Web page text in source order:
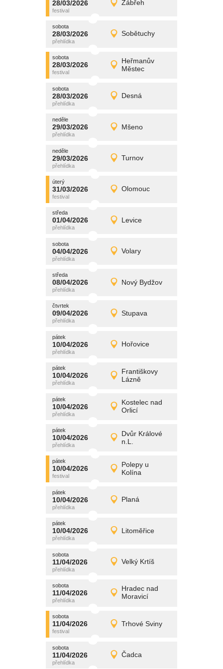
28/03/2026 Zábřeh
sobota
28/03/2026 Detail
sobota
28/03/2026 Sobětuchy
sobota
28/03/2026 Detail
promítání
sobota
28/03/2026
Heřmanův
Městec
sobota
28/03/2026 Detail
promítání
sobota
28/03/2026 Desná
sobota
28/03/2026 Detail
promítání
neděle
29/03/2026 Mšeno
neděle
29/03/2026 Detail
promítání
neděle
29/03/2026 Turnov
neděle
29/03/2026 Detail
promítání
úterý
31/03/2026 Olomouc
úterý
31/03/2026 Detail
promítání
středa
01/04/2026 Levice
středa
01/04/2026 Detail
promítání
sobota
04/04/2026 Volary
sobota
04/04/2026 Detail
promítání
středa
08/04/2026 Nový Bydžov
středa
08/04/2026 Detail
promítání
čtvrtek
09/04/2026 Stupava
čtvrtek
09/04/2026 Detail
promítání
pátek
10/04/2026 Hořovice
pátek
10/04/2026 Detail
promítání
pátek
10/04/2026
Františkovy
Lázně
pátek
10/04/2026 Detail
promítání
pátek
10/04/2026
Kostelec nad
Orlicí
pátek
10/04/2026 Detail
promítání
pátek
10/04/2026
Dvůr Králové
n.L.
pátek
10/04/2026 Detail
promítání
pátek
10/04/2026
Polepy u
Kolína
pátek
10/04/2026 Detail
promítání
pátek
10/04/2026 Planá
pátek
10/04/2026 Detail
promítání
pátek
10/04/2026 Litoměřice
pátek
10/04/2026 Detail
promítání
sobota
11/04/2026 Velký Krtíš
sobota
11/04/2026 Detail
promítání
sobota
11/04/2026
Hradec nad
Moravicí
sobota
11/04/2026 Detail
promítání
sobota
11/04/2026 Trhové Sviny
sobota
11/04/2026 Detail
promítání
sobota
11/04/2026 Čadca
sobota
11/04/2026 Detail
promítání